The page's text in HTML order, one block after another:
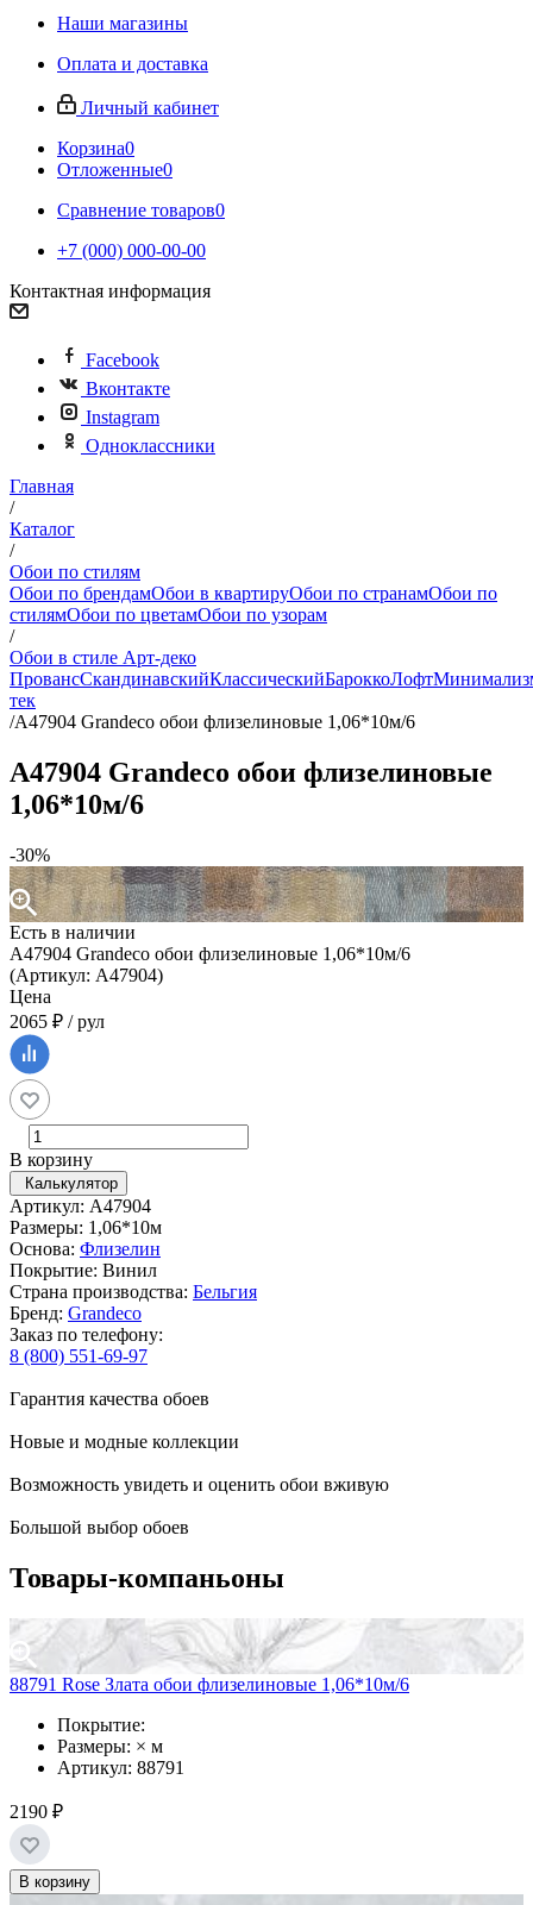
Наши магазины
Оплата и доставка
Личный кабинет
Корзина0
Отложенные0
Сравнение товаров0
+7 (000) 000-00-00
Контактная информация
Facebook
Вконтакте
Instagram
Одноклассники
Главная
/
Каталог
/
Обои по стилям
Обои по брендамОбои в квартируОбои по странамОбои по
стилямОбои по цветамОбои по узорам
/
Обои в стиле Арт-деко
ПровансСкандинавскийКлассическийБароккоЛофт
тек
/A47904 Grandeco обои флизелиновые 1,06*10м/6
A47904 Grandeco обои флизелиновые
1,06*10м/6
-30%
Есть в наличии
A47904 Grandeco обои флизелиновые 1,06*10м/6
(Артикул: A47904)
Цена
2065 ₽ / рул
В корзину
Калькулятор
Артикул: A47904
Размеры: 1,06*10м
Основа: Флизелин
Покрытие: Винил
Страна производства: Бельгия
Бренд: Grandeco
Заказ по телефону:
8 (800) 551-69-97
Гарантия качества обоев
Новые и модные коллекции
Возможность увидеть и оценить обои вживую
Большой выбор обоев
Товары-компаньоны
88791 Rose Злата обои флизелиновые 1,06*10м/6
Покрытие:
Размеры: × м
Артикул: 88791
2190 ₽
В корзину